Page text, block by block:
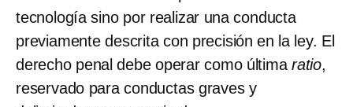
tecnología sino por realizar una conducta
previamente descrita con precisión en la ley. El
derecho penal debe operar como última ratio,
reservado para conductas graves y